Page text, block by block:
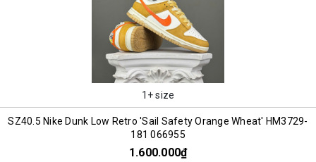
1+ size
SZ40.5 Nike Dunk Low Retro 'Sail Safety Orange Wheat' HM3729-
181 066955
1.600.000₫